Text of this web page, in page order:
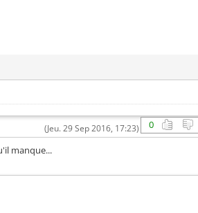
0
(Jeu. 29 Sep 2016, 17:23)
manque...